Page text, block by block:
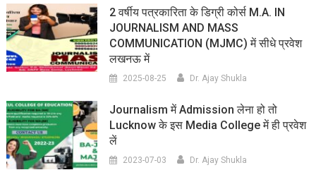
2 वर्षीय पत्रकारिता के डिग्री कोर्स M.A. IN
JOURNALISM AND MASS
COMMUNICATION (MJMC) में सीधे प्रवेश
लखनऊ में
2025-08-25 Dr. Ajay Shukla
Journalism में Admission लेना हो तो
Lucknow के इस Media College में ही प्रवेश
लें
2023-07-03 Dr. Ajay Shukla